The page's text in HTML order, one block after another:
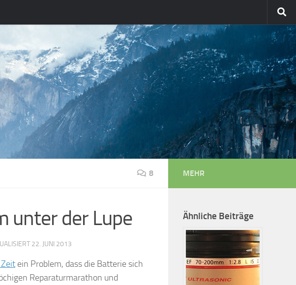
8
unter der Lupe
22. JUNI 2013
ein Problem, dass die Batterie sich
Reparaturmarathon und
MEHR
Ähnliche Beiträge